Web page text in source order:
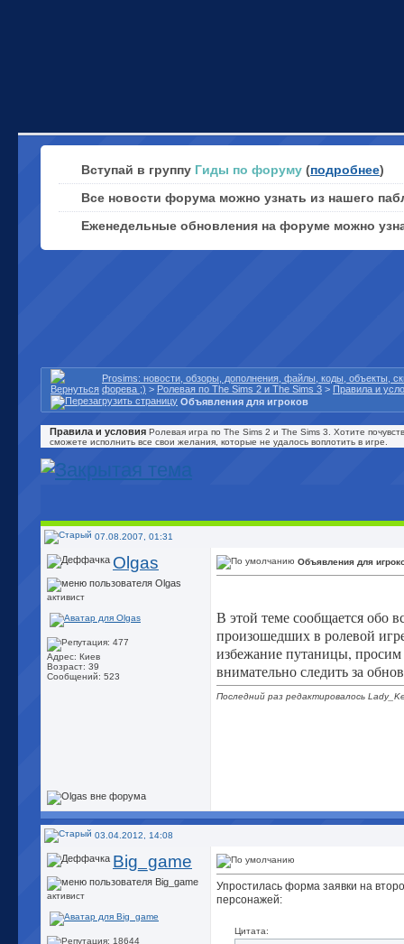
Вступай в группу Гиды по форуму (подробнее)
Все новости форума можно узнать из нашего
Еженедельные обновления на форуме можно
Prosims: новости, обзоры, дополнения, файлы, коды, объекты,
форева ;) > Ролевая по The Sims 2 и The Sims 3 > Правила и
Объявления для игроков
Правила и условия Ролевая игра по The Sims 2 и The Sims 3. Хотите
сможете исполнить все свои желания, которые не удалось воплотить в игре.
07.08.2007, 01:31
Olgas
активист
Адрес: Киев
Возраст: 39
Сообщений: 523
Объявления для
В этой теме сообщается обо
произошедших в ролевой
избежание путаницы, просим
внимательно следить за
Последний раз редактировалось
03.04.2012, 14:08
Big_game
активист
Упростилась форма заявки на
персонажей:
Цитата: